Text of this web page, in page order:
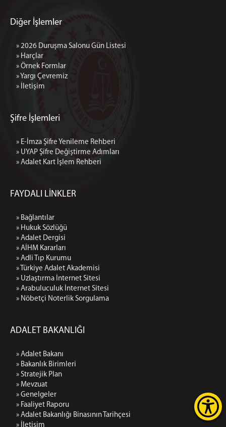
FAALİYET RAPORLARI
2024 YILI FAALİYET RAPORU
2023 YILI FAALİYET RAPORU
DURUŞMA SALONU GÜN LİSTESİ
ETKİNLİK FAALİYETİMİZ
BASINDA MAHKEMEMİZ
Diğer İşlemler
» 2026 Duruşma Salonu Gün Listesi
» Harçlar
» Örnek Formlar
» Yargı Çevremiz
» İletişim
Şifre İşlemleri
» E-İmza Şifre Yenileme Rehberi
» UYAP Şifre Değiştirme Adımları
» Adalet Kart İşlem Rehberi
FAYDALI LİNKLER
» Bağlantılar
» Hukuk Sözlüğü
» Adalet Dergisi
» AİHM Kararları
» Adli Tıp Kurumu
» Türkiye Adalet Akademisi
» Uzlaştırma İnternet Sitesi
» Arabuluculuk İnternet Sitesi
» Nöbetçi Noterlik Sorgulama
ADALET BAKANLIĞI
» Adalet Bakanı
» Bakanlık Birimleri
» Stratejik Plan
» Mevzuat
» Genelgeler
» Faaliyet Raporu
» Adalet Bakanlığı Binasının Tarihçesi
» İletişim